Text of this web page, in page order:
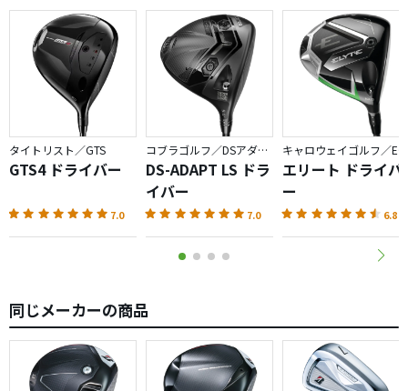
タイトリスト／GTS
GTS4 ドライバー
7.0
コブラゴルフ／DSアダプト
DS-ADAPT LS ドラ
イバー
7.0
エリート ドライバ
ー
6.8
同じメーカーの商品